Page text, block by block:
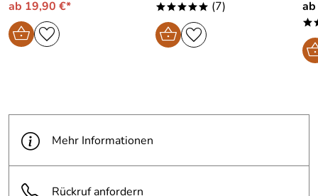
ab 19,90 €* ***** (7)
Mehr Informationen
Rückruf anfordern